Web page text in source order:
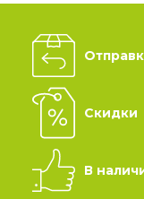
Скидки
В